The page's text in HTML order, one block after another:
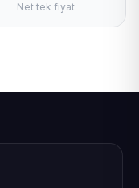
Net tek fiyat